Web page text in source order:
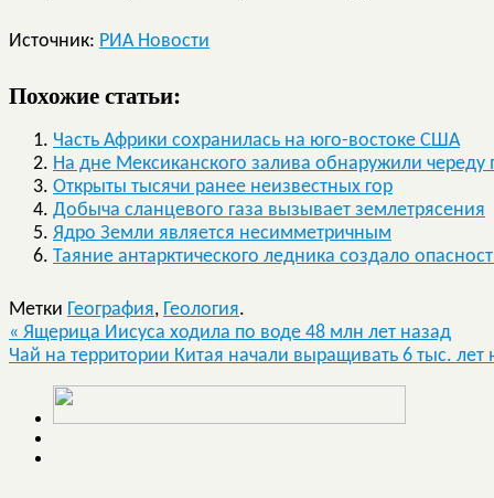
Источник: РИА Новости
Похожие статьи:
Часть Африки сохранилась на юго-востоке США
На дне Мексиканского залива обнаружили
Открыты тысячи ранее неизвестных гор
Добыча сланцевого газа вызывает землетрясения
Ядро Земли является несимметричным
Таяние антарктического ледника создало
Метки География, Геология.
« Ящерица Иисуса ходила по воде 48 млн лет назад
Чай на территории Китая начали выращивать 6 тыс. лет